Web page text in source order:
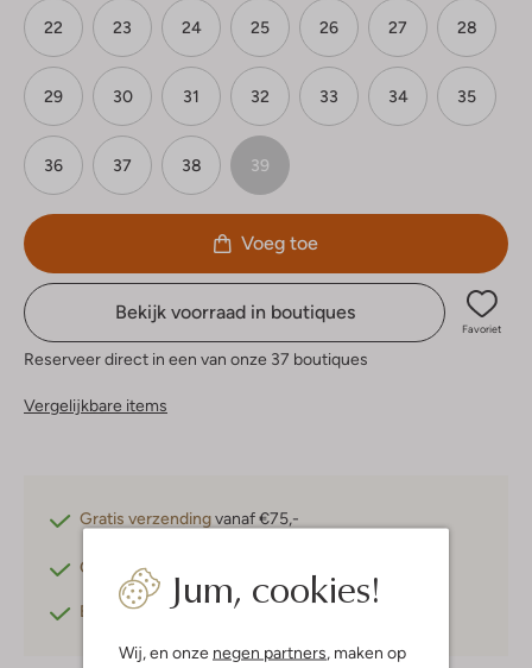
Jum, cookies!
Wij, en onze negen partners, maken op
22 23 24 25 26 27 28
29 30 31 32 33 34 35
36 37 38 39
Voeg toe
Bekijk voorraad in boutiques
Favoriet
Reserveer direct in een van onze 37 boutiques
Vergelijkbare items
Gratis verzendingvanaf €75,-
Gratis retourneren
Betaal achteraf met Klarna